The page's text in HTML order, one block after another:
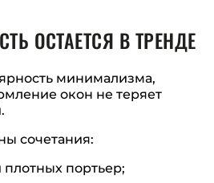
ОСТАЕТСЯ В ТРЕНДЕ
минимализма,
окон не теряет
сочетания:
плотных портьер;